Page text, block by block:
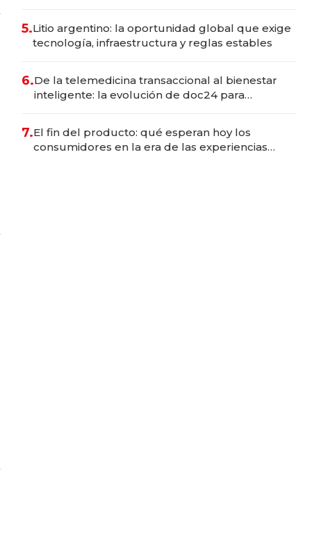
5.Litio argentino: la oportunidad global que exige
tecnología, infraestructura y reglas estables
6.De la telemedicina transaccional al bienestar
inteligente: la evolución de doc24 para
7.El fin del producto: qué esperan hoy los
consumidores en la era de las experiencias